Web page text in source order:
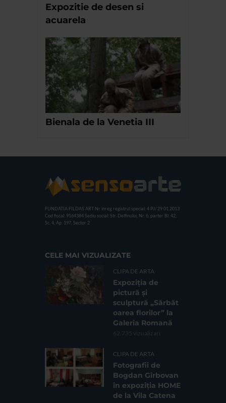
Expozitie de desen si
acuarela
Bienala de la Venetia III
FUNDATIA FILDAS ART Nr inreg registrul special: 4 PJ/ 29.01.2013
Cod fiscal: 9164384 Sediu social: Str. Delfinului, Nr. 6, parter Bl. 42,
Sc. 4, Ap. 197, Sector 2
CELE MAI VIZUALIZATE
CLIPA DE ARTA
Expoziția de
pictură și
sculptură „Sărbăt
oarea florilor” la
Galeria Romană
62.735 vizualizari
CLIPA DE ARTA
Fotografii de
Bogdan Gîrbovan
în expoziția HOME
de la Vila Catena